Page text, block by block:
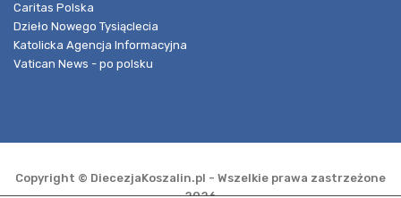
Caritas Polska
Dzieło Nowego Tysiąclecia
Katolicka Agencja Informacyjna
Vatican News - po polsku
Copyright © DiecezjaKoszalin.pl - Wszelkie prawa zastrzeżone